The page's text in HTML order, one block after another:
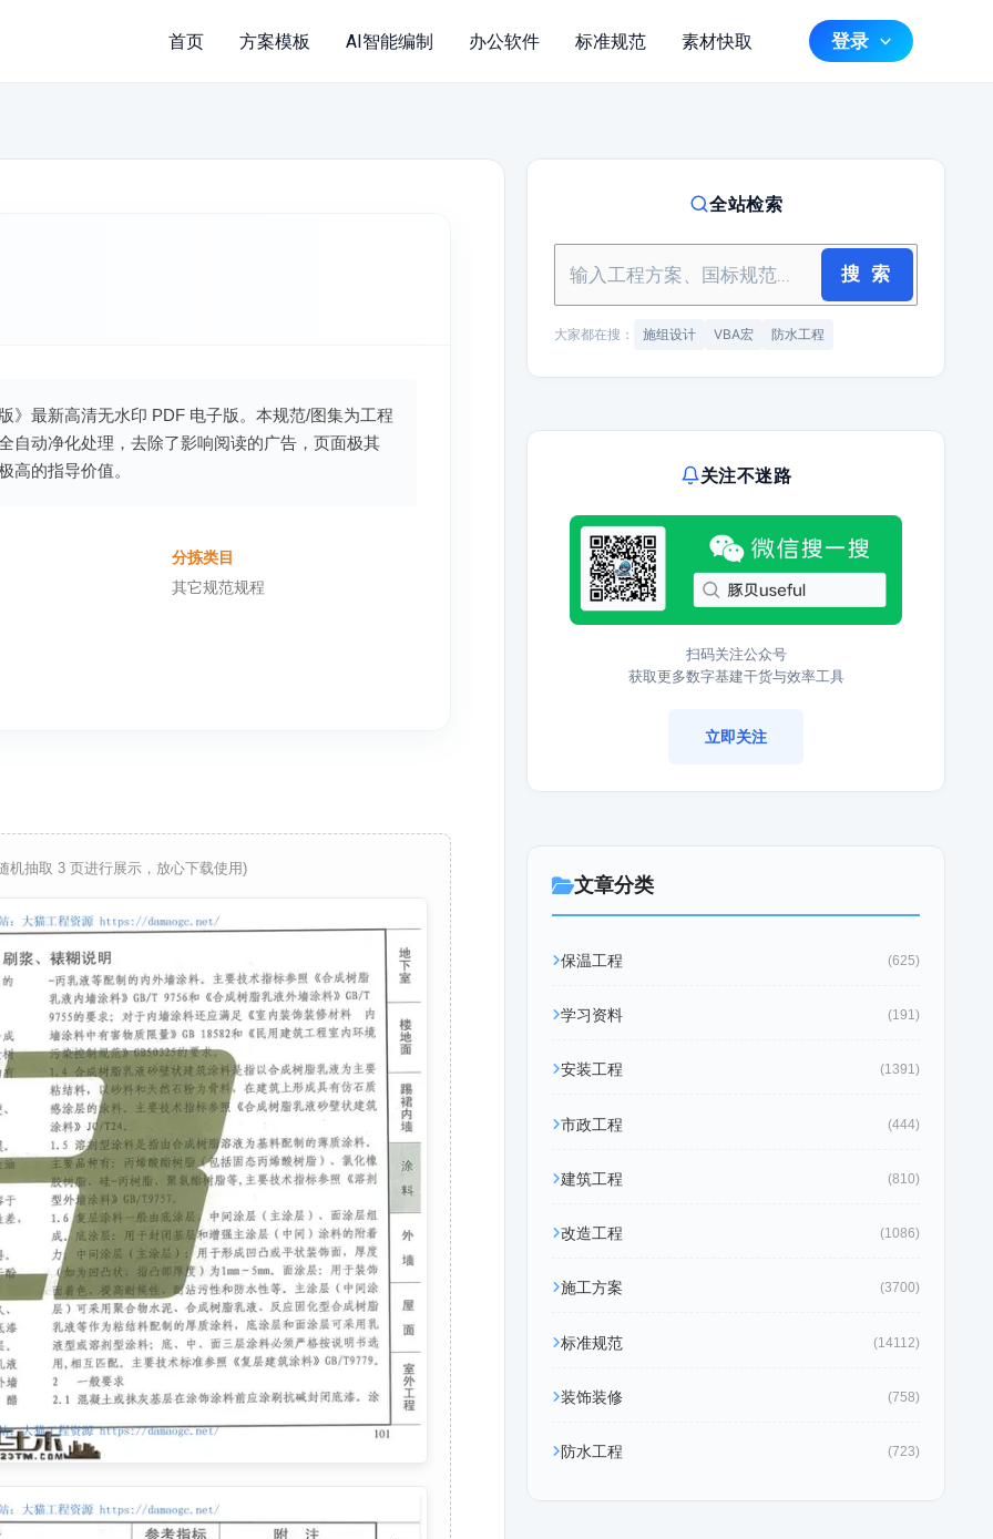
首页 方案模板 AI智能编制 办公软件 标准规范 素材快取 登录
》最新高清无水印 PDF 电子版。本规范/图集为工程
自动净化处理，去除了影响阅读的广告，页面极其
高的指导价值。
分拣类目
其它规范规程
机抽取 3 页进行展示，放心下载使用)
全站检索
搜 索
大家都在搜： 施组设计 VBA宏 防水工程
关注不迷路
扫码关注公众号
获取更多数字基建干货与效率工具
立即关注
文章分类
保温工程 (625)
学习资料 (191)
安装工程 (1391)
市政工程 (444)
建筑工程 (810)
改造工程 (1086)
施工方案 (3700)
标准规范 (14112)
装饰装修 (758)
防水工程 (723)